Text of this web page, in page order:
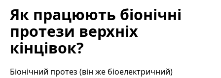
Як працюють біонічні
протези верхніх
кінцівок?
Біонічний протез (він же біоелектричний)